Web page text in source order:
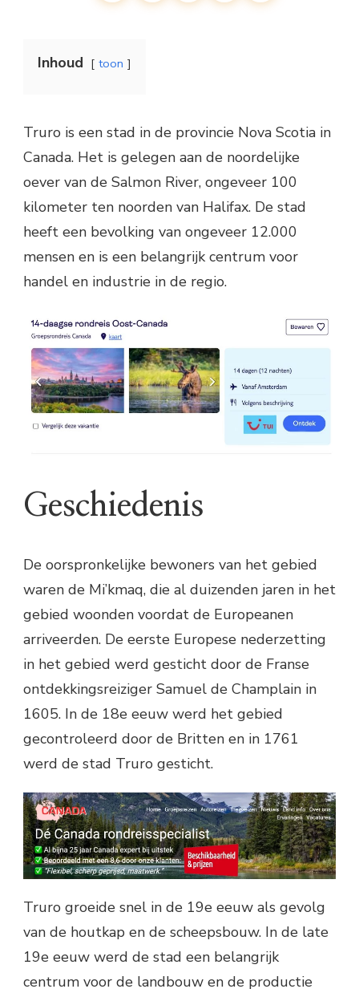
Inhoud toon
Truro is een stad in de provincie Nova Scotia in
Canada. Het is gelegen aan de noordelijke
oever van de Salmon River, ongeveer 100
kilometer ten noorden van Halifax. De stad
heeft een bevolking van ongeveer 12.000
mensen en is een belangrijk centrum voor
handel en industrie in de regio.
Geschiedenis
De oorspronkelijke bewoners van het gebied
waren de Mi’kmaq, die al duizenden jaren in het
gebied woonden voordat de Europeanen
arriveerden. De eerste Europese nederzetting
in het gebied werd gesticht door de Franse
ontdekkingsreiziger Samuel de Champlain in
1605. In de 18e eeuw werd het gebied
gecontroleerd door de Britten en in 1761
werd de stad Truro gesticht.
Truro groeide snel in de 19e eeuw als gevolg
van de houtkap en de scheepsbouw. In de late
19e eeuw werd de stad een belangrijk
centrum voor de landbouw en de productie